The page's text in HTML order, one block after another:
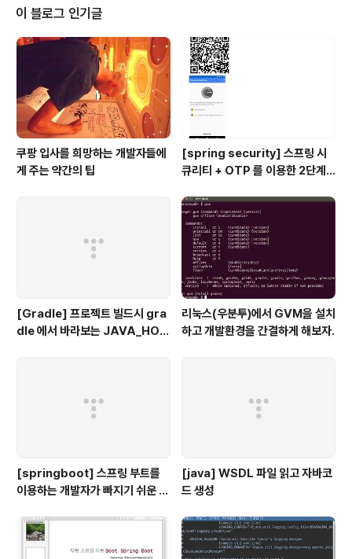
시작했습니다(P.S. 허광남님이 5월 10일 DTFE와 관련한 세미나 발표가 있으
십니다. ^^ 사전등록 했는데 될런지 모르..
이 블로그 인기글
쿠팡 입사를 희망하는 개발자들에
게 주는 약간의 팁
[spring security] 스프링 시
큐리티 + OTP 를 이용한 2단계
[Gradle] 프로젝트 빌드시 gra
dle 에서 바라보는 JAVA_HOM
리눅스(우분투)에서 GVM을 설치
하고 개발환경을 간결하게 해보자.
[springboot] 스프링 부트를
이용하는 개발자가 빠지기 쉬운 착
[java] WSDL 파일 읽고 자바코
드 생성